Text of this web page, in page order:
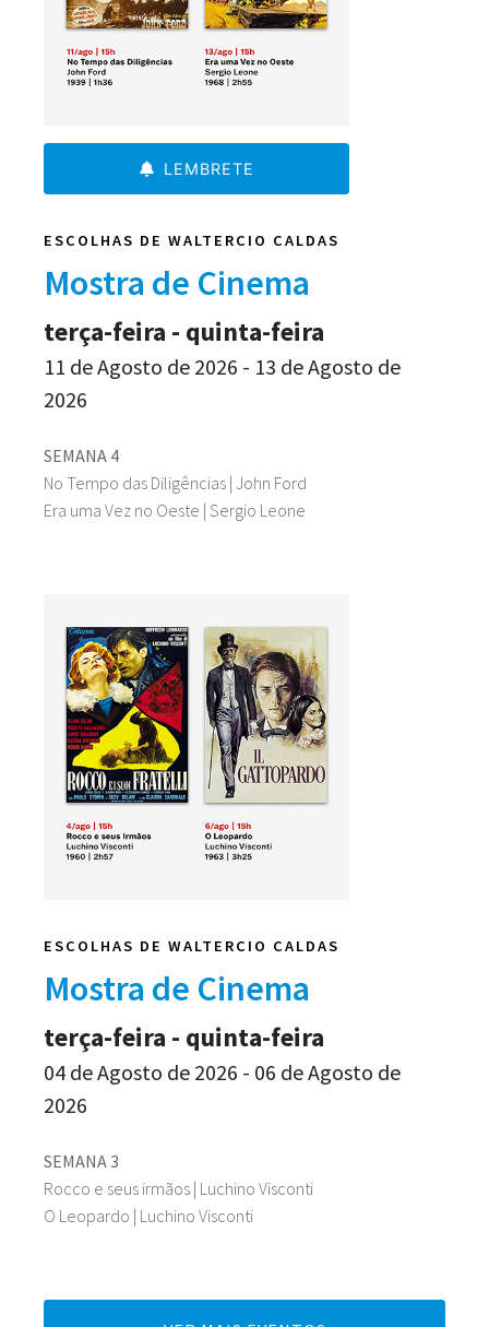
LEMBRETE
ESCOLHAS DE WALTERCIO CALDAS
Mostra de Cinema
SEMANA 4
No Tempo das Diligências | John Ford
Era uma Vez no Oeste | Sergio Leone
terça-feira - quinta-feira
11 de Agosto de 2026 - 13 de Agosto de
2026
ESCOLHAS DE WALTERCIO CALDAS
Mostra de Cinema
SEMANA 3
Rocco e seus irmãos | Luchino Visconti
O Leopardo | Luchino Visconti
terça-feira - quinta-feira
04 de Agosto de 2026 - 06 de Agosto de
2026